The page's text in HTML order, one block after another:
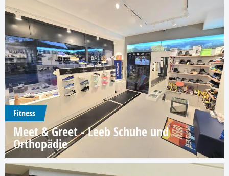
Fitness
Meet & Greet - Leeb Schuhe und
Orthopädie